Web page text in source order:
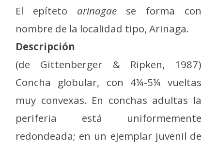
El epíteto arinagae se forma con
nombre de la localidad tipo, Arinaga.
Descripción
(de Gittenberger & Ripken, 1987)
Concha globular, con 4¼-5¼ vueltas
muy convexas. En conchas adultas la
periferia está uniformemente
redondeada; en un ejemplar juvenil de